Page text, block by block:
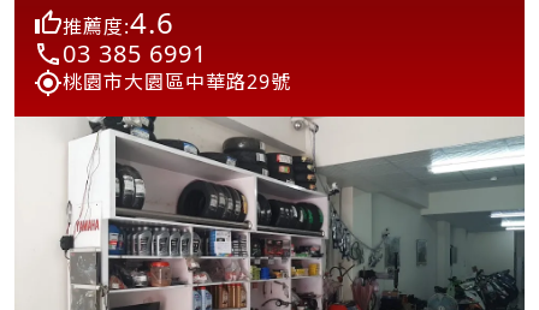
推薦度:4.6
03 385 6991
桃園市大園區中華路29號